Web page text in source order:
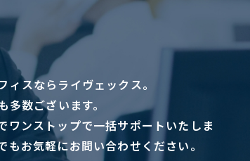
スならライヴェックス。
数ございます。
ワンストップで一括サポートいたしま
お気軽にお問い合わせください。